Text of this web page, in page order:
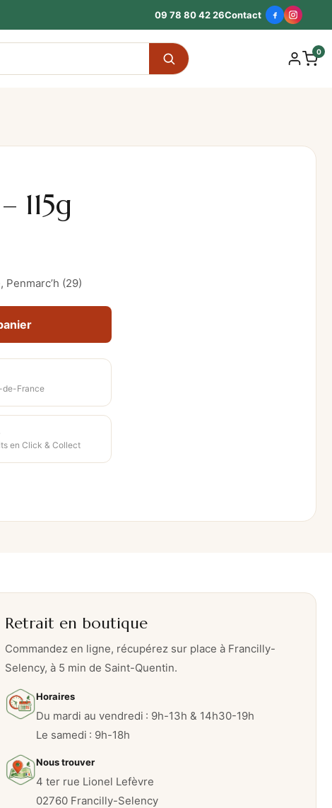
09 78 80 42 26Contact
0
115g
(29)
de-France
en Click & Collect
Retrait en boutique
Commandez en ligne, récupérez sur place à Francilly-
Selency, à 5 min de Saint-Quentin.
Horaires
Du mardi au vendredi : 9h-13h & 14h30-19h
Le samedi : 9h-18h
Nous trouver
4 ter rue Lionel Lefèvre
02760 Francilly-Selency